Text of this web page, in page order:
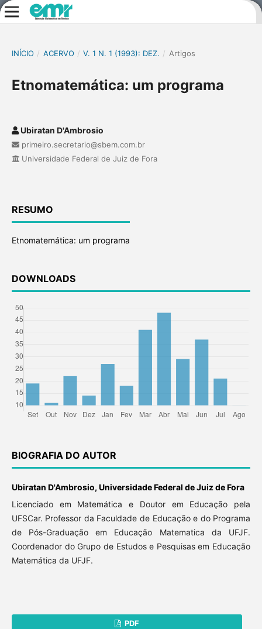
INÍCIO / ACERVO / V. 1 N. 1 (1993): DEZ. / Artigos
Etnomatemática: um programa
Ubiratan D'Ambrosio
primeiro.secretario@sbem.com.br
Universidade Federal de Juiz de Fora
RESUMO
Etnomatemática: um programa
DOWNLOADS
BIOGRAFIA DO AUTOR
Ubiratan D'Ambrosio, Universidade Federal de Juiz de Fora
Licenciado em Matemática e Doutor em Educação pela
UFSCar. Professor da Faculdade de Educação e do Programa
de Pós-Graduação em Educação Matematica da UFJF.
Coordenador do Grupo de Estudos e Pesquisas em Educação
Matemática da UFJF.
PDF